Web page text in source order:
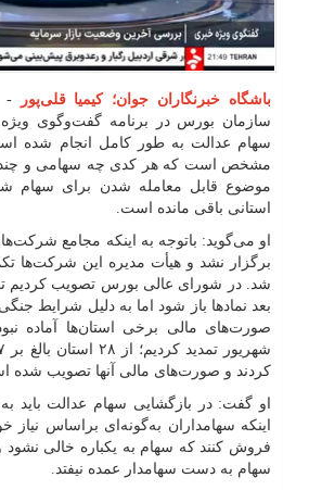
باشگاه خبرنگاران جوان؛ کیمیا قلی‌پور
-
سازمان بورس در برنامه گفت‌وگوی
سهام عدالت به طور کامل انجام شده
مشخص است که هر کدی چه سهامی و چند
موضوع قابل معامله شدن برای سهام
استانی باقی مانده است.
او می‌گوید: باتوجه به اینکه مجامع
برگزار نشد و هیأت مدیره این شرکت‌ها
بعد نمادها باز شود اما به دلیل شرایط
صورت‌های مالی برخی استان‌ها آماده
کردند و صورت‌های مالی آنها تصویب شده
او گفت: در بازگشایی سهام عدالت باید
اینکه سهامداران به‌گونه‌ای براساس نیاز
فروش کنند که سهام به یکباره خالی نشود
سهام به دست سهامدار عمده نیفتد.